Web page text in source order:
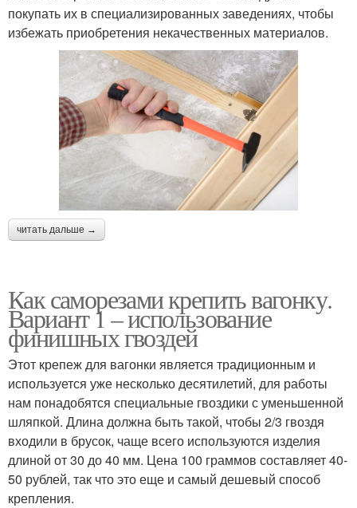
покупать их в специализированных заведениях, чтобы
избежать приобретения некачественных материалов.
читать дальше →
Как саморезами крепить вагонку.
Вариант 1 – использование
финишных гвоздей
Этот крепеж для вагонки является традиционным и
используется уже несколько десятилетий, для работы
нам понадобятся специальные гвоздики с уменьшенной
шляпкой. Длина должна быть такой, чтобы 2/3 гвоздя
входили в брусок, чаще всего используются изделия
длиной от 30 до 40 мм. Цена 100 граммов составляет 40-
50 рублей, так что это еще и самый дешевый способ
крепления.